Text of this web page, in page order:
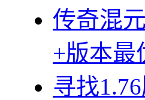
传奇混
+版本最
寻找